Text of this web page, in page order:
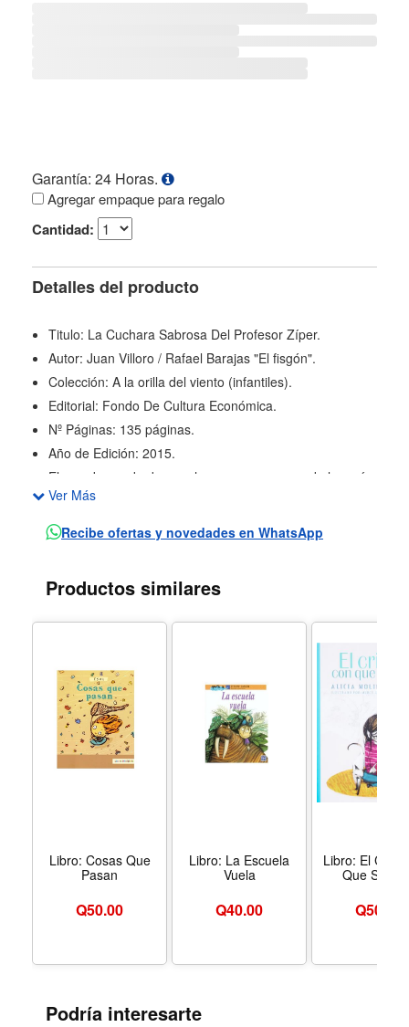
Garantía: 24 Horas.
Agregar empaque para regalo
Cantidad:
Detalles del producto
Titulo: La Cuchara Sabrosa Del Profesor Zíper.
Autor: Juan Villoro / Rafael Barajas "El fisgón".
Colección: A la orilla del viento (infantiles).
Editorial: Fondo De Cultura Económica.
Nº Páginas: 135 páginas.
Año de Edición: 2015.
El mundo puede dar muchas sorpresas, una de las más
asombrosas ocurrió el día en que Gonzo Luque,
baterista del grupo de rock Nube Líquida, se puso a
su club sándwich triple por la chica que le hace sentir
redobles en el corazón: Cindy Buendía.
Pero para alguien que desprecia las ensaladas y solo
come frutas si están escondidas bajo una montaña de
helado, no será sencillo lograr su objetivo, así que
animado por su amigo Pablo Coyote acude al profesor
Zíper para que le ayude a crear un invento que lo haga
soportar la comida sana. ¿Podrá el profesor Zíper
Ver Más
Recibe ofertas y novedades en WhatsApp
Productos similares
Libro: Cosas Que
Pasan
Q50.00
Libro: La Escuela
Vuela
Q40.00
Libro: El
Que Se
Q50.00
Podría interesarte